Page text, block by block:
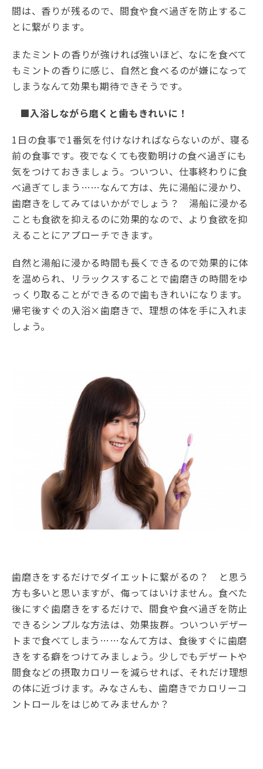
間は、香りが残るので、間食や食べ過ぎを防止するこ
とに繋がります。
またミントの香りが強ければ強いほど、なにを食べて
もミントの香りに感じ、自然と食べるのが嫌になって
しまうなんて効果も期待できそうです。
■入浴しながら磨くと歯もきれいに！
1日の食事で1番気を付けなければならないのが、寝る
前の食事です。夜でなくても夜勤明けの食べ過ぎにも
気をつけておきましょう。ついつい、仕事終わりに食
べ過ぎてしまう……なんて方は、先に湯船に浸かり、
歯磨きをしてみてはいかがでしょう？ 湯船に浸かる
ことも食欲を抑えるのに効果的なので、より食欲を抑
えることにアプローチできます。
自然と湯船に浸かる時間も長くできるので効果的に体
を温められ、リラックスすることで歯磨きの時間をゆ
っくり取ることができるので歯もきれいになります。
帰宅後すぐの入浴×歯磨きで、理想の体を手に入れま
しょう。
歯磨きをするだけでダイエットに繋がるの？ と思う
方も多いと思いますが、侮ってはいけません。食べた
後にすぐ歯磨きをするだけで、間食や食べ過ぎを防止
できるシンプルな方法は、効果抜群。ついついデザー
トまで食べてしまう……なんて方は、食後すぐに歯磨
きをする癖をつけてみましょう。少しでもデザートや
間食などの摂取カロリーを減らせれば、それだけ理想
の体に近づけます。みなさんも、歯磨きでカロリーコ
ントロールをはじめてみませんか？